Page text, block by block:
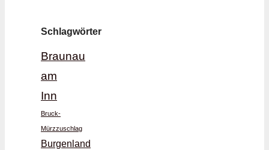
Schlagwörter
Braunau
am
Inn
Bruck-
Mürzzuschlag
Burgenland